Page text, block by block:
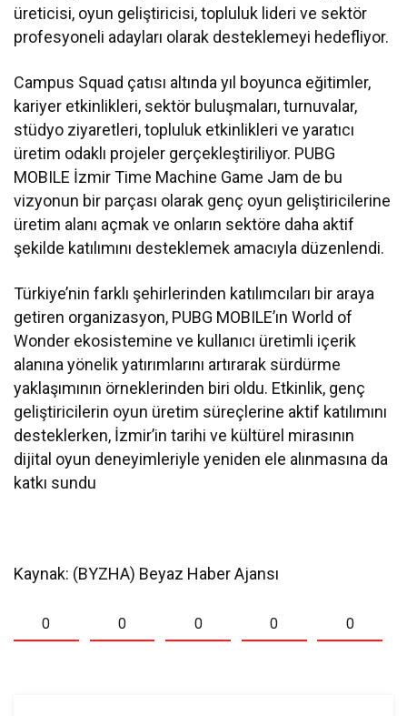
üreticisi, oyun geliştiricisi, topluluk lideri ve sektör
profesyoneli adayları olarak desteklemeyi hedefliyor.
Campus Squad çatısı altında yıl boyunca eğitimler,
kariyer etkinlikleri, sektör buluşmaları, turnuvalar,
stüdyo ziyaretleri, topluluk etkinlikleri ve yaratıcı
üretim odaklı projeler gerçekleştiriliyor. PUBG
MOBILE İzmir Time Machine Game Jam de bu
vizyonun bir parçası olarak genç oyun geliştiricilerine
üretim alanı açmak ve onların sektöre daha aktif
şekilde katılımını desteklemek amacıyla düzenlendi.
Türkiye’nin farklı şehirlerinden katılımcıları bir araya
getiren organizasyon, PUBG MOBILE’ın World of
Wonder ekosistemine ve kullanıcı üretimli içerik
alanına yönelik yatırımlarını artırarak sürdürme
yaklaşımının örneklerinden biri oldu. Etkinlik, genç
geliştiricilerin oyun üretim süreçlerine aktif katılımını
desteklerken, İzmir’in tarihi ve kültürel mirasının
dijital oyun deneyimleriyle yeniden ele alınmasına da
katkı sundu
Kaynak: (BYZHA) Beyaz Haber Ajansı
0 0 0 0 0